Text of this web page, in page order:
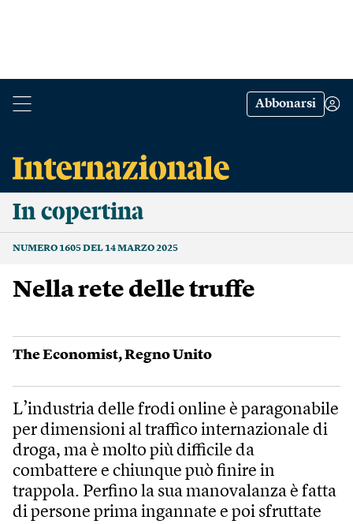
Abbonarsi
In copertina
NUMERO 1605 DEL 14 MARZO 2025
Nella rete delle truffe
The Economist,Regno Unito
L’industria delle frodi online è paragonabile
per dimensioni al traffico internazionale di
droga, ma è molto più difficile da
combattere e chiunque può finire in
trappola. Perfino la sua manovalanza è fatta
di persone prima ingannate e poi sfruttate